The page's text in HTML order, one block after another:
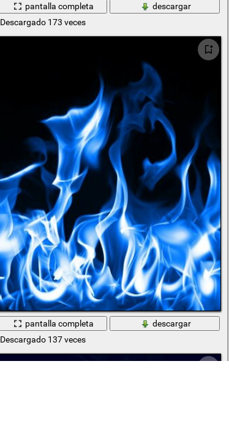
pantalla completa
descargar
Descargado 173 veces
pantalla completa
descargar
Descargado 137 veces